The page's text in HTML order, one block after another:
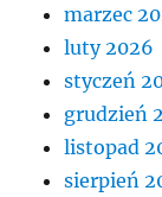
marzec
luty 2026
styczeń
grudzień
listopad
sierpień